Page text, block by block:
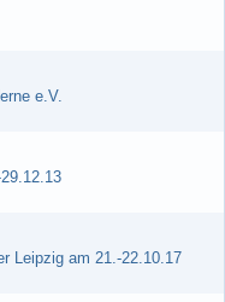
e.V.
Leipzig am 21.-22.10.17